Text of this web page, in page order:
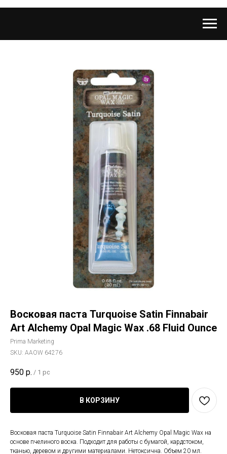
Восковая паста Turquoise Satin Finnabair
Art Alchemy Opal Magic Wax .68 Fluid Ounce
Prima Marketing
SKU: AAOW 64276
950 р. / 1 pc
В КОРЗИНУ
Восковая паста Turquoise Satin Finnabair Art Alchemy Opal Magic Wax на
основе пчелиного воска. Подходит для работы с бумагой, кардстоком,
тканью, деревом и другими материалами. Нетоксична. Объем 20 мл.